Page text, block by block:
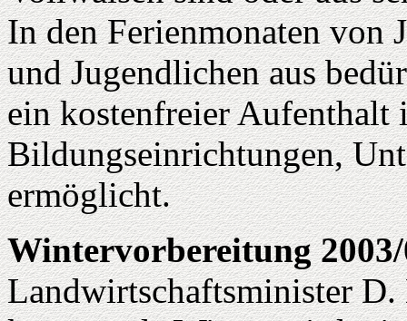
In den Ferienmonaten von
und Jugendlichen aus
ein kostenfreier Aufenthalt
Bildungseinrichtungen,
ermöglicht.
Wintervorbereitung
Landwirtschaftsminister D.